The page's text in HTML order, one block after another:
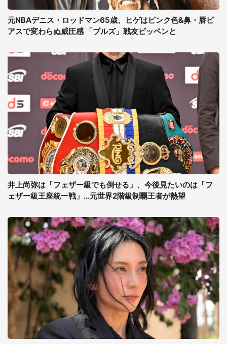
元NBAデニス・ロッドマン65歳、ヒゲはピンク色&鼻・唇ピ
アスで変わらぬ威圧感 「ブルズ」戦友ピッペンと
井上尚弥は「フェザー級でも倒せる」、今後見たいのは「フ
ェザー級王座統一戦」...元世界2階級制覇王者が熱望